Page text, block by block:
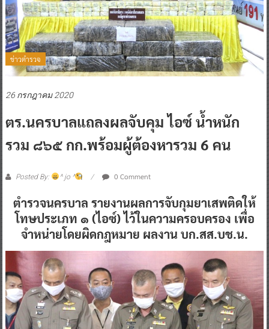
ข่าวตำรวจ
26 กรกฎาคม 2020
ตร.นครบาลแถลงผลจับคุม ไอซ์ น้ำหนัก
รวม ๘๖๕ กก.พร้อมผู้ต้องหารวม 6 คน
Posted By: ^ jo ^ 0 Comment
ตำรวจนครบาล รายงานผลการจับกุมยาเสพติดให้
โทษประเภท ๑ (ไอซ์) ไว้ในความครอบครอง เพื่อ
จำหน่ายโดยผิดกฎหมาย ผลงาน บก.สส.บช.น.